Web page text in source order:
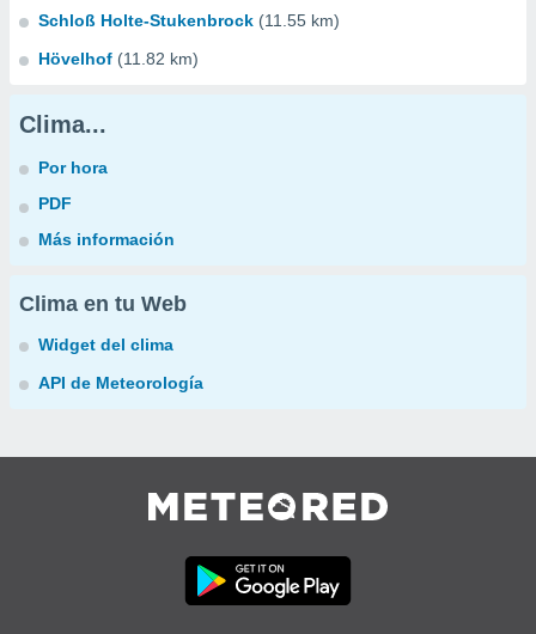
Schloß Holte-Stukenbrock (11.55 km)
Hövelhof (11.82 km)
Clima...
Por hora
PDF
Más información
Clima en tu Web
Widget del clima
API de Meteorología